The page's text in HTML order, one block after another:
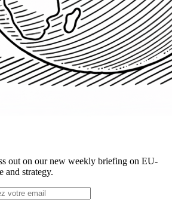
out on our new weekly briefing on EU-
and strategy.